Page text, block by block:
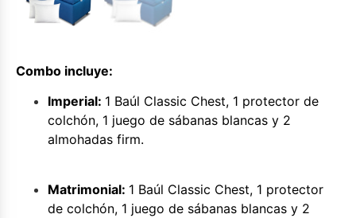
Combo incluye:
Imperial: 1 Baúl Classic Chest, 1 protector de
colchón, 1 juego de sábanas blancas y 2
almohadas firm.
Matrimonial: 1 Baúl Classic Chest, 1 protector
de colchón, 1 juego de sábanas blancas y 2